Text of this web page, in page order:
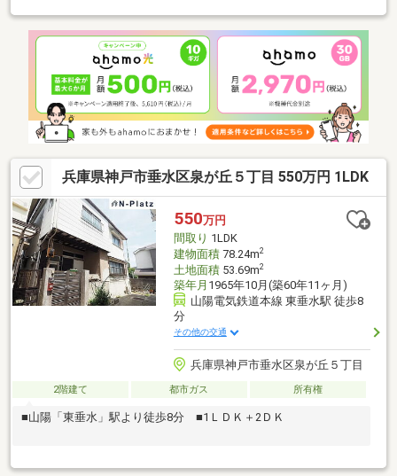
兵庫県神戸市垂水区泉が丘５丁目 550万円 1LDK
550万円
間取り 1LDK
建物面積78.24m2
土地面積53.69m2
築年月 1965年10月(築60年11ヶ月)
山陽電気鉄道本線 東垂水駅 徒歩8
分
その他の交通
兵庫県神戸市垂水区泉が丘５丁目
2階建て 都市ガス 所有権
■山陽「東垂水」駅より徒歩8分 ■1ＬＤＫ＋2ＤＫ